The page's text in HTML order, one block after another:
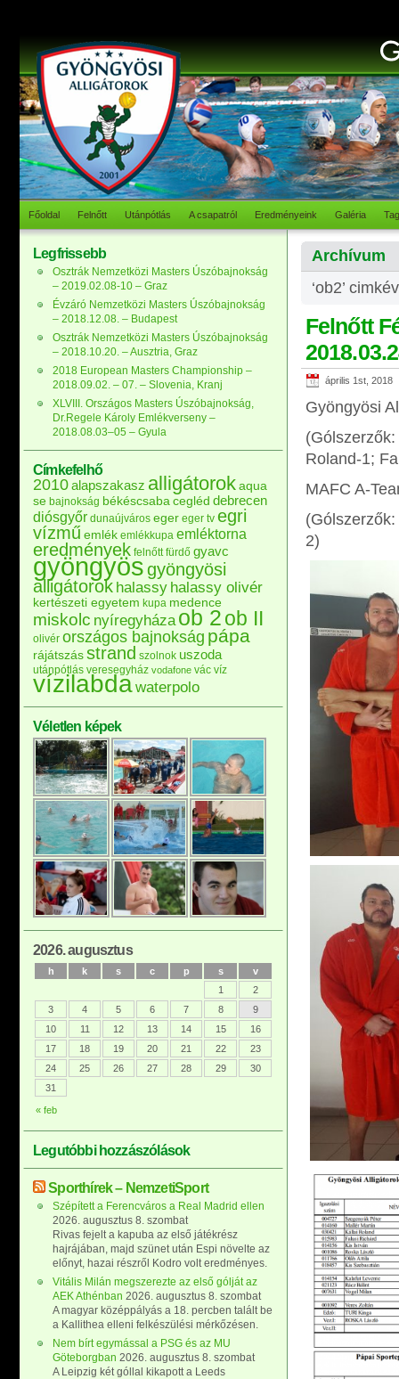
Főoldal Felnőtt Utánpótlás A csapatról Eredményeink Galéria
Archívum
‘ob2’
Felnőtt
április 1st, 2018
Gyöngyösi
Roland-1;
MAFC A-
2)
Legfrissebb
Osztrák Nemzetközi Masters Úszóbajnokság
– 2019.02.08-10 – Graz
Évzáró Nemzetközi Masters Úszóbajnokság
– 2018.12.08. – Budapest
Osztrák Nemzetközi Masters Úszóbajnokság
– 2018.10.20. – Ausztria, Graz
2018 European Masters Championship –
2018.09.02. – 07. – Slovenia, Kranj
XLVIII. Országos Masters Úszóbajnokság,
Dr.Regele Károly Emlékverseny –
2018.08.03–05 – Gyula
Címkefelhő
2010alapszakasz alligátorokaqua
se bajnokság békéscsaba cegléd debrecen
diósgyőr dunaújváros eger eger tv egri
vízműemlék emlékkupa emléktorna
eredmények felnőtt fürdő gyavc
gyöngyösgyöngyösi
alligátorok halassy halassy olivér
kertészeti egyetem kupa medence
miskolc nyíregyháza ob 2ob II
olivér országos bajnokság pápa
rájátszás strand szolnok uszoda
utánpótlás veresegyház vodafone vác víz
vízilabdawaterpolo
Véletlen képek
2026. augusztus
h k s c p s v
« feb
1
2
3
4 5 6 7 8
9
10
11 12 13 14 15
16
17
18 19 20 21 22
23
24
25 26 27 28 29
30
31
Legutóbbi hozzászólások
Sporthírek – NemzetiSport
Szépített a Ferencváros a Real Madrid ellen
2026. augusztus 8. szombat
Rivas fejelt a kapuba az első játékrész
hajrájában, majd szünet után Espi növelte az
előnyt, hazai részről Kodro volt eredményes.
Vitális Milán megszerezte az első gólját az
AEK Athénban 2026. augusztus 8. szombat
A magyar középpályás a 18. percben talált be
a Kallithea elleni felkészülési mérkőzésen.
Nem bírt egymással a PSG és az MU
Göteborgban 2026. augusztus 8. szombat
A Leipzig két góllal kikapott a Leeds